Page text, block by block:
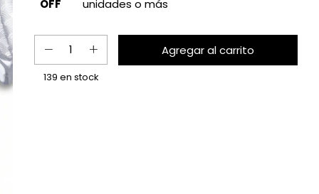
OFF
unidades o más
139 en stock